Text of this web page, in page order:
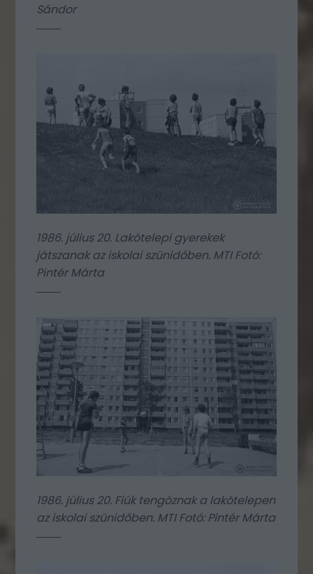
Sándor
1986. július 20. Lakótelepi gyerekek
játszanak az iskolai szünidőben. MTI Fotó:
Pintér Márta
1986. július 20. Fiúk tengóznak a lakótelepen
az iskolai szünidőben. MTI Fotó: Pintér Márta